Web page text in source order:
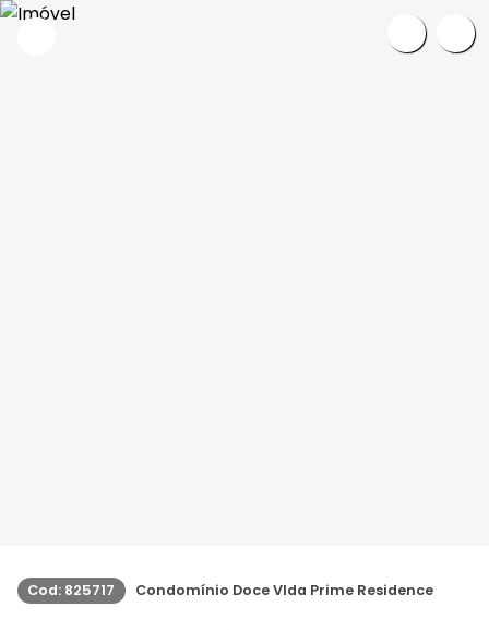
Cod: 825717 Condomínio Doce VIda Prime Residence